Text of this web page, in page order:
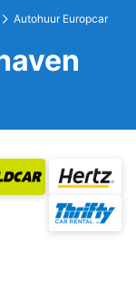
Autohuur Europcar